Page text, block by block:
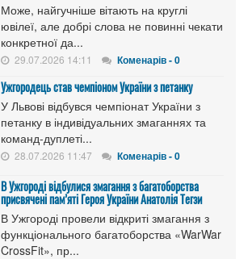
Може, найгучніше вітають на круглі
ювілеї, але добрі слова не повинні чекати
конкретної да...
29.07.2026 14:11 Коменарів - 0
Ужгородець став чемпіоном України з петанку
У Львові відбувся чемпіонат України з
петанку в індивідуальних змаганнях та
команд-дуплеті...
28.07.2026 11:47 Коменарів - 0
В Ужгороді відбулися змагання з багатоборства
присвячені пам’яті Героя України Анатолія Тегзи
В Ужгороді провели відкриті змагання з
функціонального багатоборства «WarWar
CrossFit», пр...